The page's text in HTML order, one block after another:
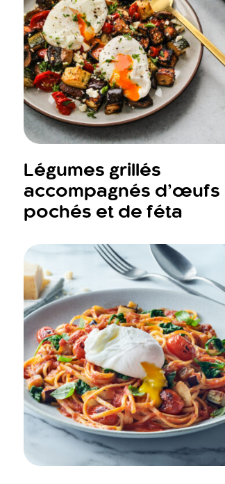
Légumes grillés
accompagnés d’œufs
pochés et de féta